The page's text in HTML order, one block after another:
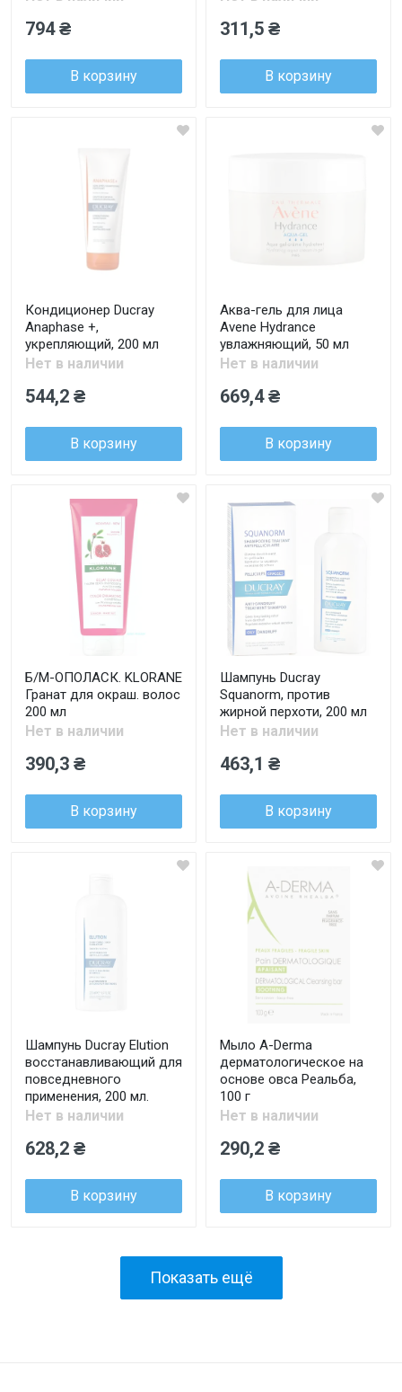
794 ₴
В корзину
311,5 ₴
В корзину
Кондиционер Ducray
Anaphase +,
укрепляющий, 200 мл
Нет в наличии
544,2 ₴
В корзину
Аква-гель для лица
Avene Hydrance
увлажняющий, 50 мл
Нет в наличии
669,4 ₴
В корзину
Б/М-ОПОЛАСК. KLORANE
Гранат для окраш. волос
200 мл
Нет в наличии
390,3 ₴
В корзину
Шампунь Ducray
Squanorm, против
жирной перхоти, 200 мл
Нет в наличии
463,1 ₴
В корзину
Шампунь Ducray Elution
восстанавливающий для
повседневного
применения, 200 мл.
Нет в наличии
628,2 ₴
В корзину
Мыло A-Derma
дерматологическое на
основе овса Реальба,
100 г
Нет в наличии
290,2 ₴
В корзину
Показать ещё